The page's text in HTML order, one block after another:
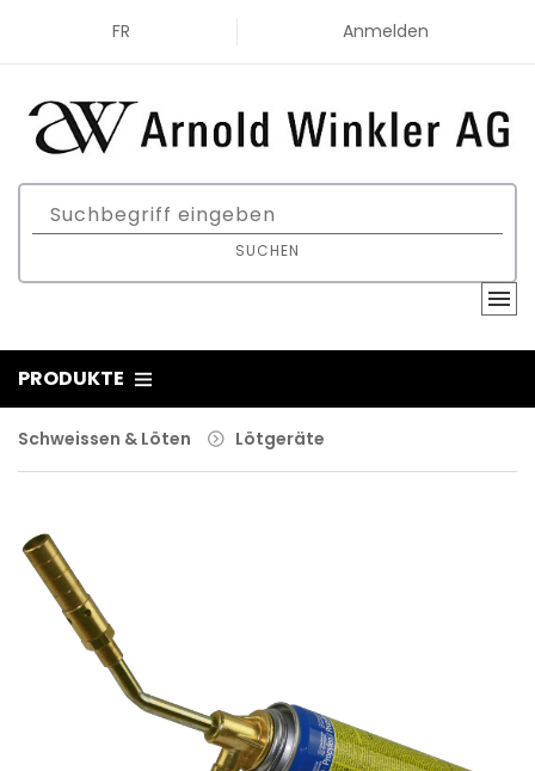
FR Anmelden
SUCHEN
PRODUKTE
Schweissen & Löten Lötgeräte